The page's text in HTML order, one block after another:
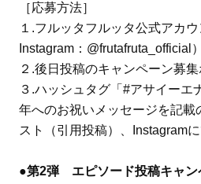
［応募方法］
１.フルッタフルッタ公式アカウ
Instagram：@frutafruta_official
２.後日投稿のキャンペーン募
３.ハッシュタグ「#アサイーエ
年へのお祝いメッセージを記載
スト（引用投稿）、Instagram
●第2弾 エピソード投稿キャン